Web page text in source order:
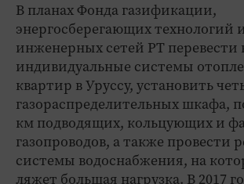
В планах Фонда газификации,
энергосберегающих технологий
инженерных сетей РТ перевести
индивидуальные системы
квартир в Уруссу, установить
газораспределительных шкафа,
км подводящих, кольцующих и
газопроводов, а также провести
системы водоснабжения, на
ляжет большая нагрузка. В 2017